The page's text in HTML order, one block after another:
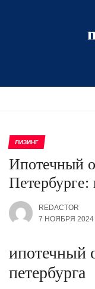
ЛИЗИНГ
Ипотечный
REDACTOR
7 НОЯБРЯ 2024
ипотечный
петербурга